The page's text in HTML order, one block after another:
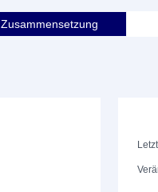
Zusammensetzung